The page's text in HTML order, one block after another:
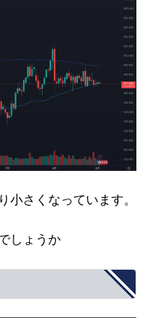
小さくなっています。
しょうか